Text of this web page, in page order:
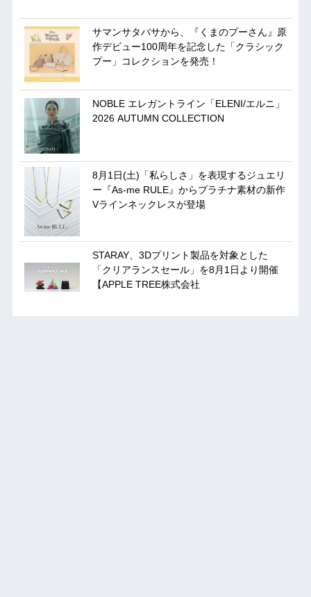
サマンサタバサから、『くまのプーさん』原
作デビュー100周年を記念した「クラシック
プー」コレクションを発売！
NOBLE エレガントライン「ELENI/エルニ」
2026 AUTUMN COLLECTION
8月1日(土)「私らしさ」を表現するジュエリ
ー『As-me RULE』からプラチナ素材の新作
Vラインネックレスが登場
STARAY、3Dプリント製品を対象とした
「クリアランスセール」を8月1日より開催
【APPLE TREE株式会社